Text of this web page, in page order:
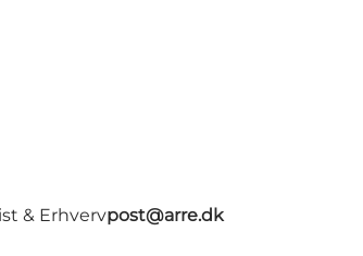
& Erhvervpost@arre.dk